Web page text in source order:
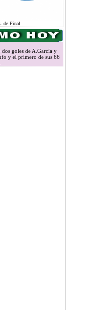
de Final
goles de A.García y
y el primero de sus 66